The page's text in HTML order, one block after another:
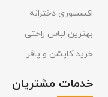
اکسسوری دخترانه
بهترین لباس راحتی
خرید کاپشن و پافر
خدمات مشتریان